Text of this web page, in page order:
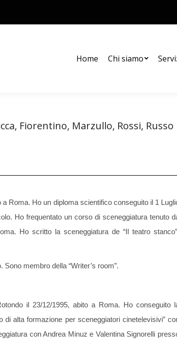
Home Chi siamo
Fiorentino, Marzullo, Rossi, Russo
Roma. Ho un diploma scientifico conseguito il 1
Ho frequentato un corso di sceneggiatura tenuto
Ho scritto la sceneggiatura de “Il teatro
membro della “Writer’s room”.
il 23/12/1995, abito a Roma. Ho conseguito
di alta formazione per sceneggiatori cinetelevisivi”
con Andrea Minuz e Valentina Signorelli
Servizi per i soci Diario di bordo